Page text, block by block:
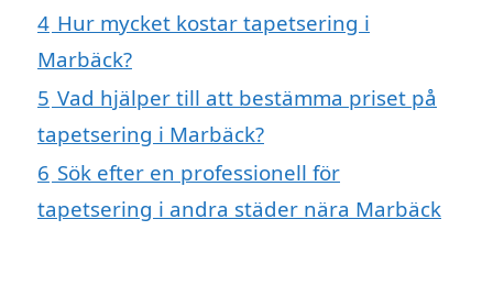
4 Hur mycket kostar tapetsering i
Marbäck?
5 Vad hjälper till att bestämma priset på
tapetsering i Marbäck?
6 Sök efter en professionell för
tapetsering i andra städer nära Marbäck